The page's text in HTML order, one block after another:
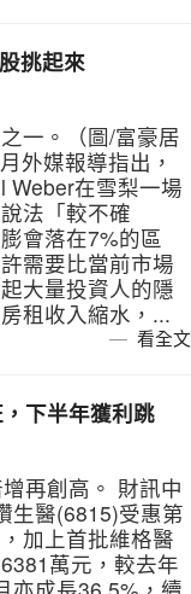
挑起來
一。（圖/富豪居
外媒報導指出，
Weber在雪梨一場
法「較不確
會落在7%的區
需要比當前市場
大量投資人的隱
租收入縮水，...
看全文
下半年獲利跳
再創高。 財訊中
生醫(6815)受惠第
加上首批維格醫
萬元，較去年